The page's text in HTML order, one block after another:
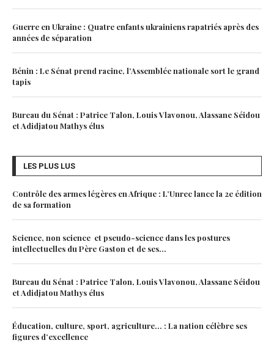
Guerre en Ukraine : Quatre enfants ukrainiens rapatriés après des
années de séparation
Bénin : Le Sénat prend racine, l’Assemblée nationale sort le grand
tapis
Bureau du Sénat : Patrice Talon, Louis Vlavonou, Alassane Séidou
et Adidjatou Mathys élus
LES PLUS LUS
Contrôle des armes légères en Afrique : L’Unrec lance la 2e édition
de sa formation
Science, non science et pseudo-science dans les postures
intellectuelles du Père Gaston et de ses...
Bureau du Sénat : Patrice Talon, Louis Vlavonou, Alassane Séidou
et Adidjatou Mathys élus
Éducation, culture, sport, agriculture… : La nation célèbre ses
figures d’excellence